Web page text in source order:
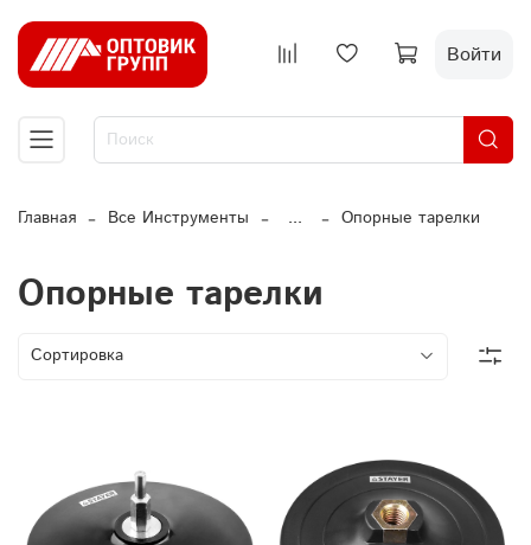
Войти
Главная Все Инструменты ... Опорные тарелки
Опорные тарелки